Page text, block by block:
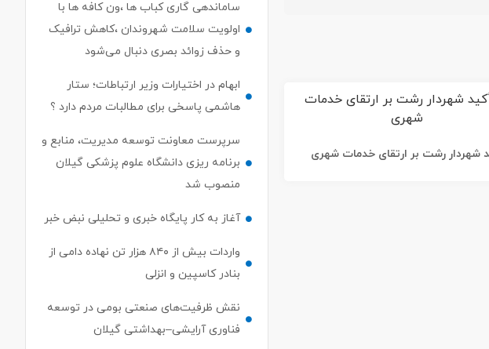
شهردار رشت بر ارتقای خدمات شهری
ساماندهی گاری کباب ها ،ون کافه ها با
اولویت سلامت شهروندان ،کاهش ترافیک
و حذف زوائد بصری دنبال می‌شود
ابهام در اختیارات وزیر ارتباطات؛ ستار
هاشمی پاسخی برای مطالبات مردم دارد ؟
سرپرست معاونت توسعه مدیریت، منابع و
برنامه ریزی دانشگاه علوم پزشکی گیلان
منصوب شد
آغاز به کار پایگاه خبری و تحلیلی نبض خبر
واردات بیش از ۸۴۰ هزار تن نهاده دامی از
بنادر كاسپین و انزلی
نقش ظرفیت‌های صنعتی بومی در توسعه
فناوری آرایشی–بهداشتی گیلان